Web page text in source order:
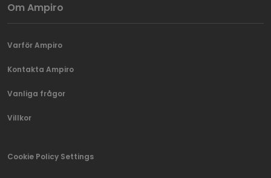
Om Ampiro
Varför Ampiro
Kontakta Ampiro
Vanliga frågor
Villkor
Cookie Policy Settings